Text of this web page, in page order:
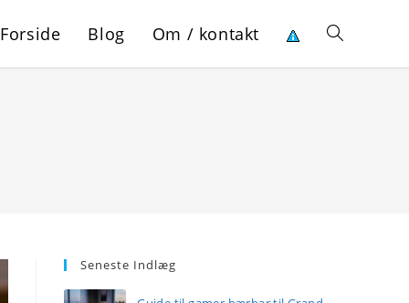
Forside Blog Om / kontakt Toggle
Seneste Indlæg